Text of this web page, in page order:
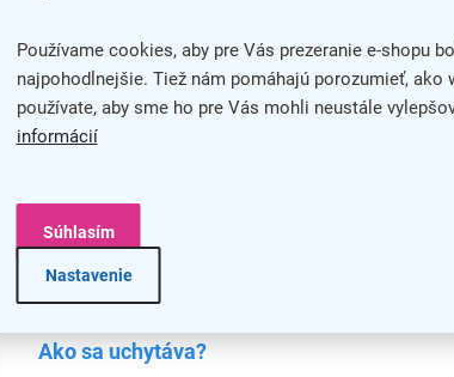
Používame cookies, aby pre Vás prezeranie e-shopu
najpohodlnejšie. Tiež nám pomáhajú porozumieť, ako
používate, aby sme ho pre Vás mohli neustále
informácií
Nastavenie
Súhlasím
Vďaka ľahkému hliníku sa môžete pri tomto
klapráme spoľahnúť ako na vysokú výdrž, tak na
jednoduchú manipuláciu. A
nenechá váš plagát vyblednúť.
Ako sa uchytáva?